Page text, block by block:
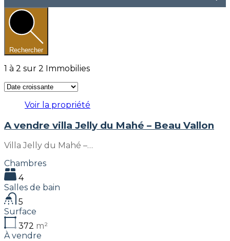
Rechercher
1 à 2 sur 2 Immobilies
Voir la propriété
A vendre villa Jelly du Mahé – Beau Vallon
Villa Jelly du Mahé –…
Chambres
4
Salles de bain
5
Surface
372 m²
À vendre